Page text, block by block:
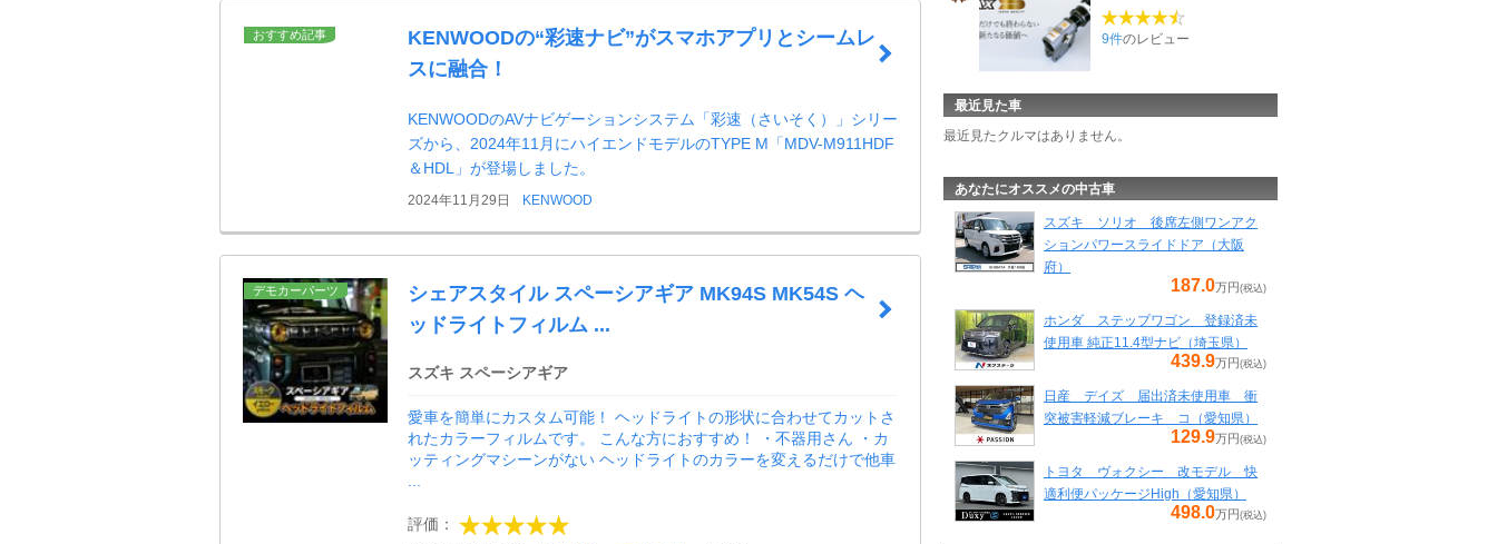
おすすめ記事
KENWOODの“彩速ナビ”がスマホアプリとシームレ
スに融合！
KENWOODのAVナビゲーションシステム「彩速（さいそく）」シリー
ズから、2024年11月にハイエンドモデルのTYPE M「MDV-M911HDF
＆HDL」が登場しました。
2024年11月29日 KENWOOD
デモカーパーツ
シェアスタイル スペーシアギア MK94S MK54S ヘ
ッドライトフィルム ...
スズキ スペーシアギア
愛車を簡単にカスタム可能！ ヘッドライトの形状に合わせてカットさ
れたカラーフィルムです。 こんな方におすすめ！ ・不器用さん ・カ
ッティングマシーンがない ヘッドライトのカラーを変えるだけで他車
評価：
9件のレビュー
最近見た車
最近見たクルマはありません。
あなたにオススメの中古車
スズキ ソリオ 後席左側ワンアク
ションパワースライドドア（大阪
府）
187.0万円(税込)
ホンダ ステップワゴン 登録済未
使用車 純正11.4型ナビ（埼玉県）
439.9万円(税込)
日産 デイズ 届出済未使用車 衝
突被害軽減ブレーキ コ（愛知県）
129.9万円(税込)
トヨタ ヴォクシー 改モデル 快
適利便パッケージHigh（愛知県）
498.0万円(税込)